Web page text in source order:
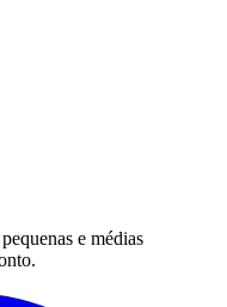
e médias